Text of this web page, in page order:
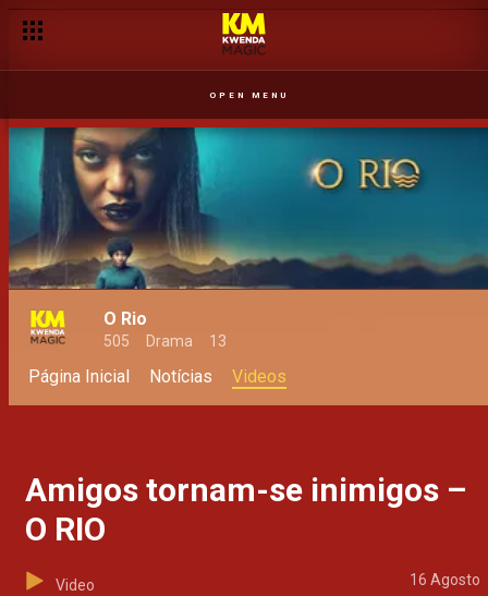
OPEN MENU
O Rio
505 Drama 13
Página Inicial Notícias Videos
Amigos tornam-se inimigos –
O RIO
Video 16 Agosto